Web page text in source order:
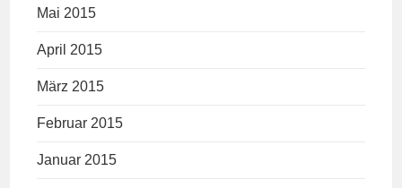
Mai 2015
April 2015
März 2015
Februar 2015
Januar 2015